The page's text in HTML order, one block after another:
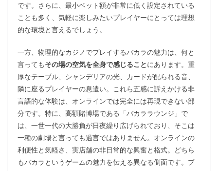
です。さらに、最小ベット額が非常に低く設定されている
ことも多く、気軽に楽しみたいプレイヤーにとっては理想
的な環境と言えるでしょう。
一方、物理的なカジノでプレイするバカラの魅力は、何と
言ってもその場の空気を全身で感じることにあります。重
厚なテーブル、シャンデリアの光、カードが配られる音、
隣に座るプレイヤーの息遣い。これら五感に訴えかける非
言語的な体験は、オンラインでは完全には再現できない部
分です。特に、高額賭博場である「バカララウンジ」で
は、一世一代の大勝負が日夜繰り広げられており、そこは
一種の劇場と言っても過言ではありません。オンラインの
利便性と気軽さ、実店舗の非日常的な興奮と格式。どちら
もバカラというゲームの魅力を伝える異なる側面です。プ